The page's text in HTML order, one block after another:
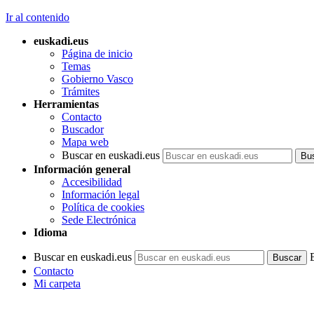
Ir al contenido
euskadi.eus
Página de inicio
Temas
Gobierno Vasco
Trámites
Herramientas
Contacto
Buscador
Mapa web
Buscar en euskadi.eus
Información general
Accesibilidad
Información legal
Política de cookies
Sede Electrónica
Idioma
Buscar en euskadi.eus
Contacto
Mi carpeta